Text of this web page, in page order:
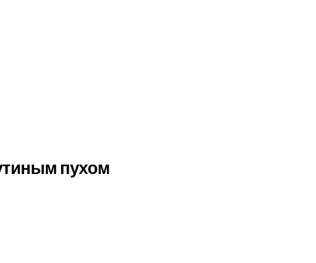
пухом